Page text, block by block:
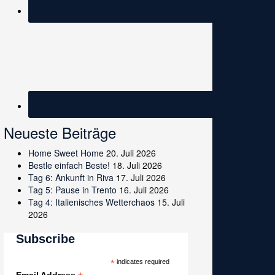
Neueste Beiträge
Home Sweet Home 20. Juli 2026
Bestle einfach Beste! 18. Juli 2026
Tag 6: Ankunft in Riva 17. Juli 2026
Tag 5: Pause in Trento 16. Juli 2026
Tag 4: Italienisches Wetterchaos 15. Juli
2026
Subscribe
*indicates required